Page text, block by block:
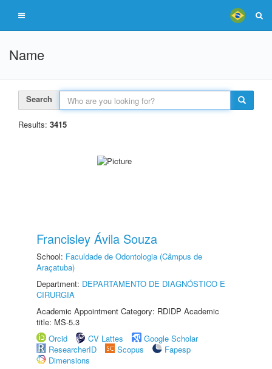
Name
Search
Results: 3415
Francisley Ávila Souza
School: Faculdade de Odontologia (Câmpus de
Araçatuba)
Department: DEPARTAMENTO DE DIAGNÓSTICO E
CIRURGIA
Academic Appointment Category: RDIDP Academic
title: MS-5.3
Orcid
CV Lattes
Google Scholar
ResearcherID
Scopus
Fapesp
Dimensions